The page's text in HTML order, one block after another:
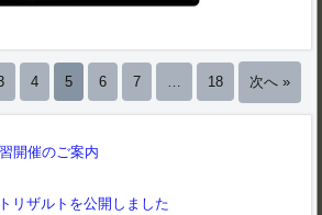
4 5 6 7 18 次へ »
開催のご案内
リザルトを公開しました